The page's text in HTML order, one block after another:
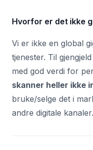
Hvorfor er det ikke
Vi er ikke en global
tjenester. Til
med god verdi for
skanner heller ikke
bruke/selge det i
andre digitale kanaler.